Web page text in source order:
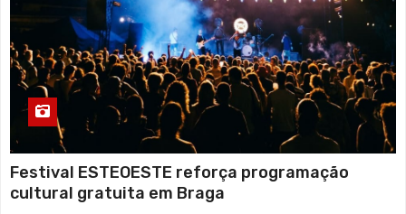
Festival ESTEOESTE reforça programação
cultural gratuita em Braga